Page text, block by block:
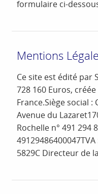
formulaire ci-
Mentions
Ce site est édité par
728 160 Euros,
France.Siège social
Avenue du
Rochelle n° 491 294
49129486400047TVA
5829C Directeur de